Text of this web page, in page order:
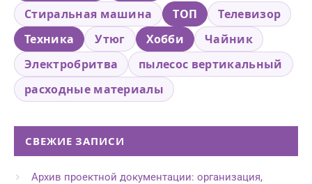
Стиральная машина
ТОП
Телевизор
Техника
Утюг Хобби
Чайник
Электробритва
пылесос вертикальный
расходные материалы
СВЕЖИЕ ЗАПИСИ
Архив проектной документации: организация,